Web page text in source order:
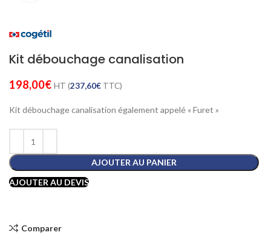
Kit débouchage canalisation
198,00€ HT (237,60€ TTC)
Kit débouchage canalisation également appelé « Furet »
AJOUTER AU PANIER
AJOUTER AU DEVIS
Comparer